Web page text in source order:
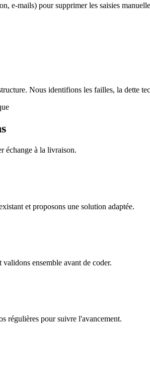
e-mails) pour supprimer les saisies
Nous identifions les failles, la dette
échange à la livraison.
et proposons une solution adaptée.
ensemble avant de coder.
régulières pour suivre l'avancement.